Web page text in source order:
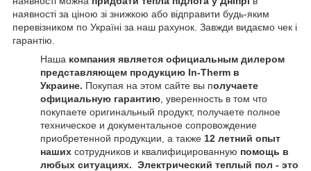
наявності за ціною зі знижкою або відправити будь-яким
перевізником по Україні за наш рахунок. Завжди видаємо чек і
гарантію.
Наша компания является официальным дилером
представляющем продукцию In-Therm в
Украине. Покупая на этом сайте вы получаете
официальную гарантию , уверенность в том что
покупаете оригинальный продукт, получаете полное
техническое и документальное сопровождение
приобретенной продукции, а также 12 летний опыт
наших сотрудников и квалифицированную помощь в
любых ситуациях. Электрический теплый пол - это